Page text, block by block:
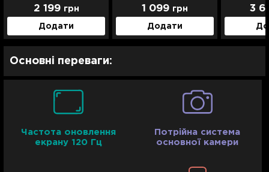
2 199 грн
Додати
1 099 грн
Додати
3
Основні переваги:
Частота оновлення
екрану 120 Гц
Потрійна система
основної камери